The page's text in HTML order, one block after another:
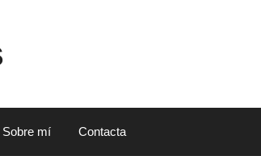
Sobre mí Contacta